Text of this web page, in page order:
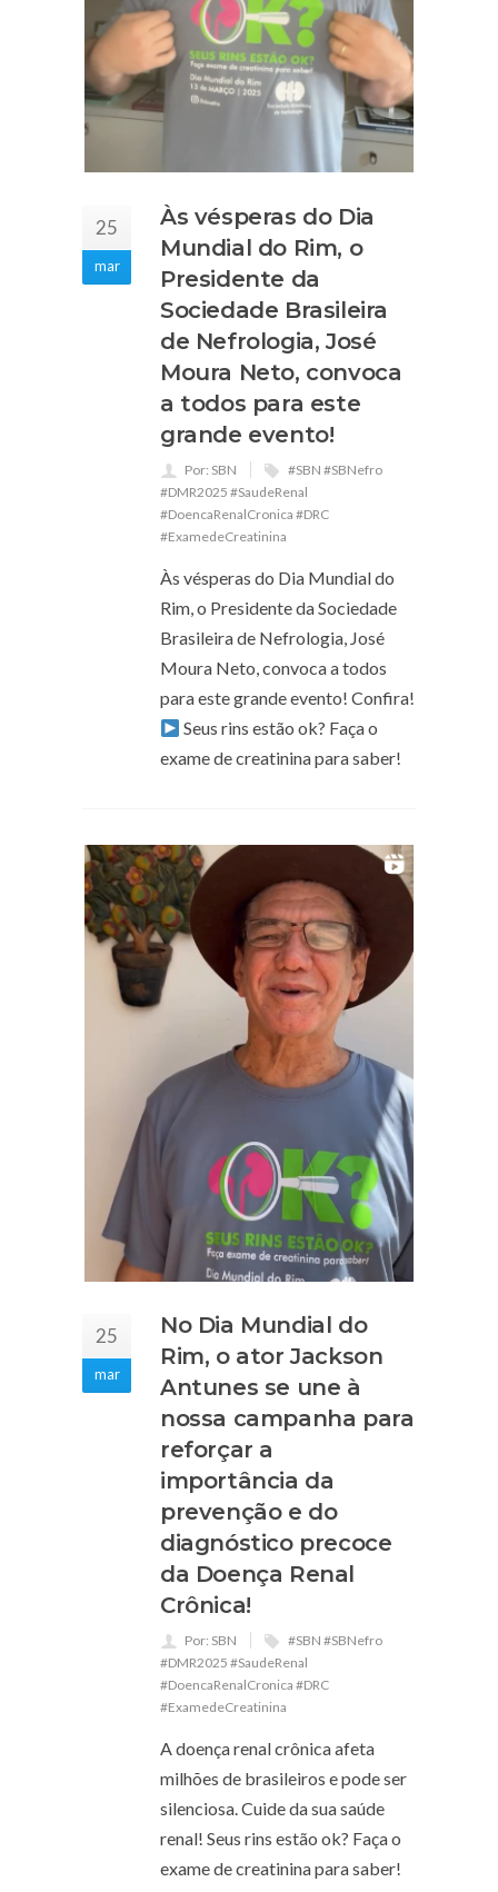
25
mar
Às vésperas do Dia
Mundial do Rim, o
Presidente da
Sociedade Brasileira
de Nefrologia, José
Moura Neto, convoca
a todos para este
grande evento!
Por: SBN
#SBN #SBNefro
#DMR2025 #SaudeRenal
#DoencaRenalCronica #DRC
#ExamedeCreatinina
Às vésperas do Dia Mundial do
Rim, o Presidente da Sociedade
Brasileira de Nefrologia, José
Moura Neto, convoca a todos
para este grande evento! Confira!
Seus rins estão ok? Faça o
exame de creatinina para saber!
25
mar
No Dia Mundial do
Rim, o ator Jackson
Antunes se une à
nossa campanha para
reforçar a
importância da
prevenção e do
diagnóstico precoce
da Doença Renal
Crônica!
Por: SBN
#SBN #SBNefro
#DMR2025 #SaudeRenal
#DoencaRenalCronica #DRC
#ExamedeCreatinina
A doença renal crônica afeta
milhões de brasileiros e pode ser
silenciosa. Cuide da sua saúde
renal! Seus rins estão ok? Faça o
exame de creatinina para saber!